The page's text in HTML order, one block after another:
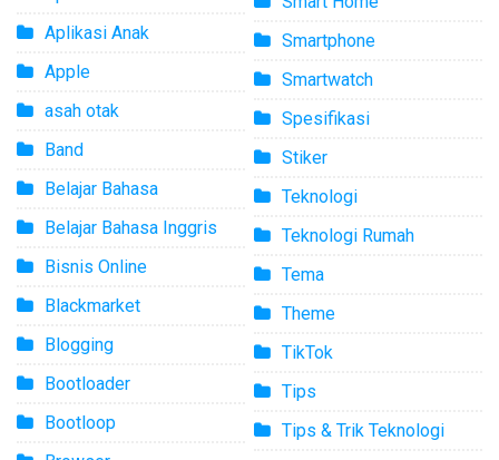
Aplikasi Anak
Apple
asah otak
Band
Belajar Bahasa
Belajar Bahasa Inggris
Bisnis Online
Blackmarket
Blogging
Bootloader
Bootloop
Smartphone
Smartwatch
Spesifikasi
Stiker
Teknologi
Teknologi Rumah
Tema
Theme
TikTok
Tips
Tips & Trik Teknologi